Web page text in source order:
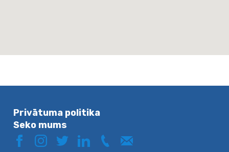
Privātuma politika
Seko mums